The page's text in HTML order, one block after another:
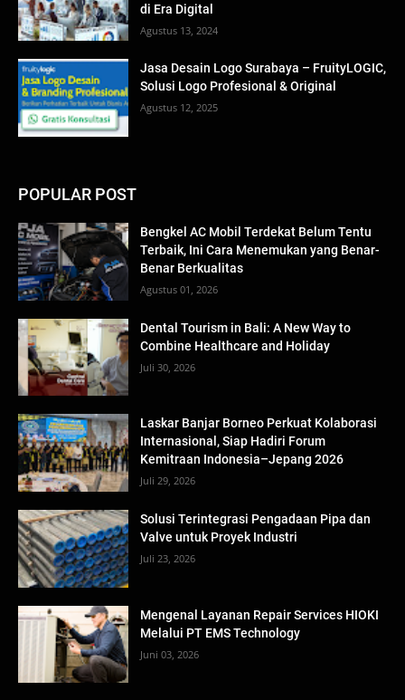
di Era Digital
Agustus 13, 2024
Jasa Desain Logo Surabaya – FruityLOGIC,
Solusi Logo Profesional & Original
Agustus 12, 2025
POPULAR POST
Bengkel AC Mobil Terdekat Belum Tentu
Terbaik, Ini Cara Menemukan yang Benar-
Benar Berkualitas
Agustus 01, 2026
Dental Tourism in Bali: A New Way to
Combine Healthcare and Holiday
Juli 30, 2026
Laskar Banjar Borneo Perkuat Kolaborasi
Internasional, Siap Hadiri Forum
Kemitraan Indonesia–Jepang 2026
Juli 29, 2026
Solusi Terintegrasi Pengadaan Pipa dan
Valve untuk Proyek Industri
Juli 23, 2026
Mengenal Layanan Repair Services HIOKI
Melalui PT EMS Technology
Juni 03, 2026